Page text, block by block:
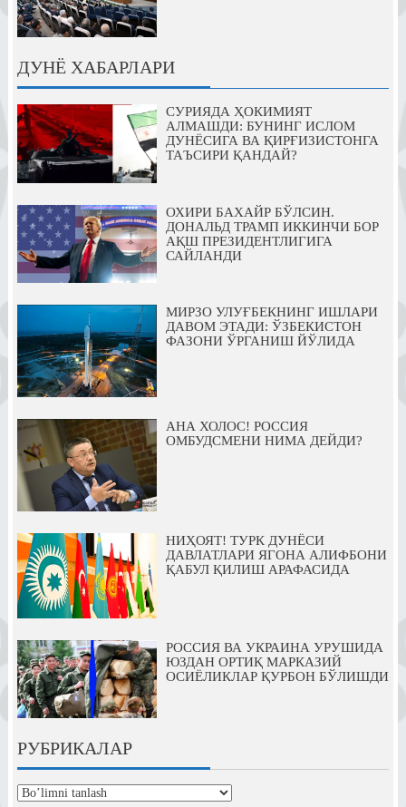
ДУНЁ ХАБАРЛАРИ
СУРИЯДА ҲОКИМИЯТ
АЛМАШДИ: БУНИНГ ИСЛОМ
ДУНЁСИГА ВА ҚИРҒИЗИСТОНГА
ТАЪСИРИ ҚАНДАЙ?
ОХИРИ БАХАЙР БЎЛСИН.
ДОНАЛЬД ТРАМП ИККИНЧИ БОР
АҚШ ПРЕЗИДЕНТЛИГИГА
САЙЛАНДИ
МИРЗО УЛУҒБЕКНИНГ ИШЛАРИ
ДАВОМ ЭТАДИ: ЎЗБЕКИСТОН
ФАЗОНИ ЎРГАНИШ ЙЎЛИДА
АНА ХОЛОС! РОССИЯ
ОМБУДСМЕНИ НИМА ДЕЙДИ?
НИҲОЯТ! ТУРК ДУНЁСИ
ДАВЛАТЛАРИ ЯГОНА АЛИФБОНИ
ҚАБУЛ ҚИЛИШ АРАФАСИДА
РОССИЯ ВА УКРАИНА УРУШИДА
ЮЗДАН ОРТИҚ МАРКАЗИЙ
ОСИЁЛИКЛАР ҚУРБОН БЎЛИШДИ
РУБРИКАЛАР
рубрикалар